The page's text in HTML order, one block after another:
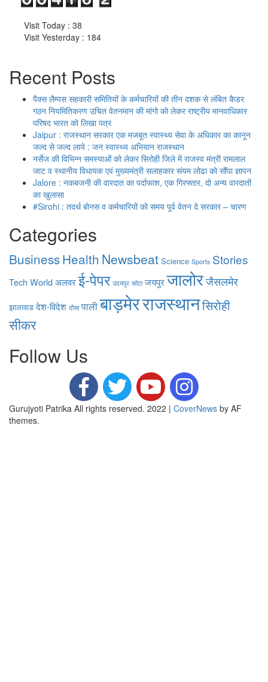
Visit Today : 38
Visit Yesterday : 184
Recent Posts
पैक्स लैम्पस सहकारी समितियों के कर्मचारियों की तीन दशक से लंबित कैडर
गठन नियमितिकरण उचित वेतनमान की मांगो को लेकर राष्ट्रीय मानवाधिकार
परिषद भारत को लिखा पत्र
Jaipur : राजस्थान सरकार एक मजबूत स्वास्थ्य सेवा के अधिकार का कानून
जल्द से जल्द लाये : जन स्वास्थ्य अभियान राजस्थान
नर्सेज की विभिन्न समस्याओं को लेकर सिरोही जिले में राजस्व मंत्री रामलाल
जाट व स्थानीय विधायक एवं मुख्यमंत्री सलाहकार संयम लोढा को सौंपा ज्ञापन
Jalore : नकबजनी की वारदात का पर्दाफाश, एक गिरफ्तार, दो अन्य वारदातों
का खुलासा
#Sirohi : तदर्थ बोनस व कर्मचारियों को समय पूर्व वेतन दे सरकार – चारण
Categories
BusinessHealth Newsbeat Science Sports Stories
Tech Worldअलवरई-पेपर उदयपुर कोटा जयपुरजालोरजैसलमेर
झालावाड देश-विदेश दौसा पालीबाड़मेरराजस्थानसिरोही
सीकर
Follow Us
Gurujyoti Patrika All rights reserved. 2022 | CoverNews by AF
themes.